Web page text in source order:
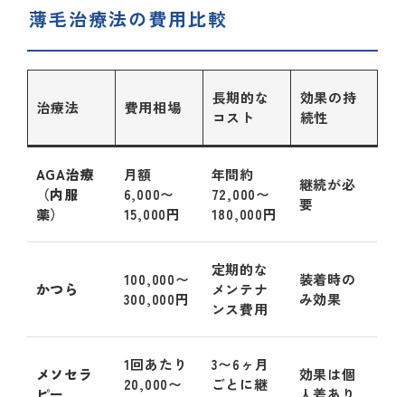
薄毛治療法の費用比較
治療法 費用相場
長期的な
コスト
効果の持
続性
AGA治療
（内服
薬）
月額
6,000〜
15,000円
年間約
72,000〜
180,000円
継続が必
要
かつら
100,000〜
300,000円
定期的な
メンテナ
ンス費用
装着時の
み効果
メソセラ
1回あたり
20,000〜
3〜6ヶ月
ごとに継
効果は個